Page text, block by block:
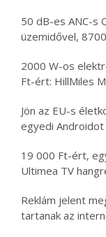
50 dB-es ANC-s
üzemidővel,
2000 W-os
Ft-ért: HillMiles
Jön az EU-s
egyedi Androidot
19 000 Ft-ért,
Ultimea TV
Reklám jelent
tartanak az